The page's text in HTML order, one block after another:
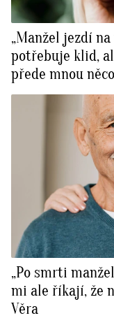
„Manžel jezdí
potřebuje klid,
přede mnou
„Po smrti
mi ale říkají, že
Věra